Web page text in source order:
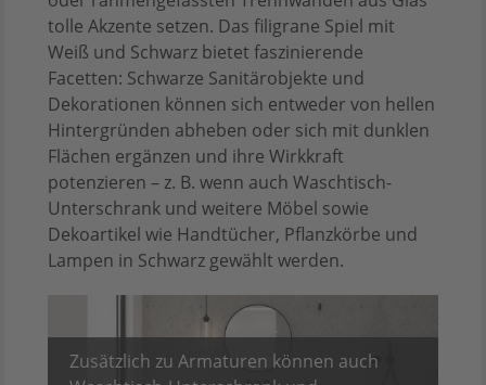
tolle Akzente setzen. Das filigrane Spiel mit
Weiß und Schwarz bietet faszinierende
Facetten: Schwarze Sanitärobjekte und
Dekorationen können sich entweder von hellen
Hintergründen abheben oder sich mit dunklen
Flächen ergänzen und ihre Wirkkraft
potenzieren – z. B. wenn auch Waschtisch-
Unterschrank und weitere Möbel sowie
Dekoartikel wie Handtücher, Pflanzkörbe und
Lampen in Schwarz gewählt werden.
Zusätzlich zu Armaturen können auch